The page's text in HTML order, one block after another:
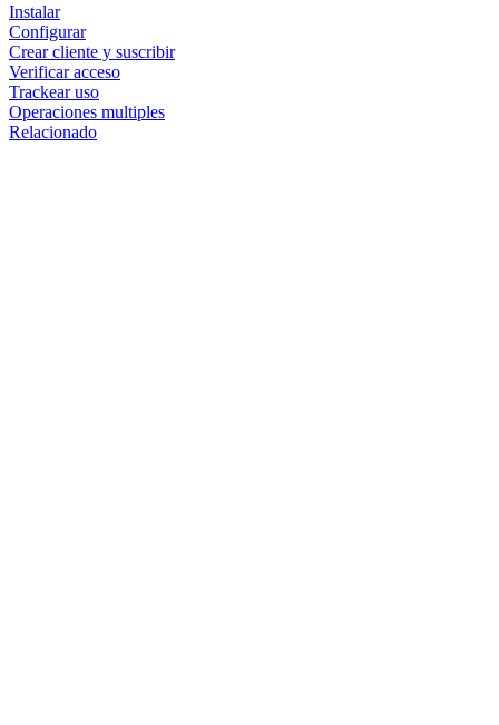
Instalar
Configurar
Crear cliente y suscribir
Verificar acceso
Trackear uso
Operaciones multiples
Relacionado